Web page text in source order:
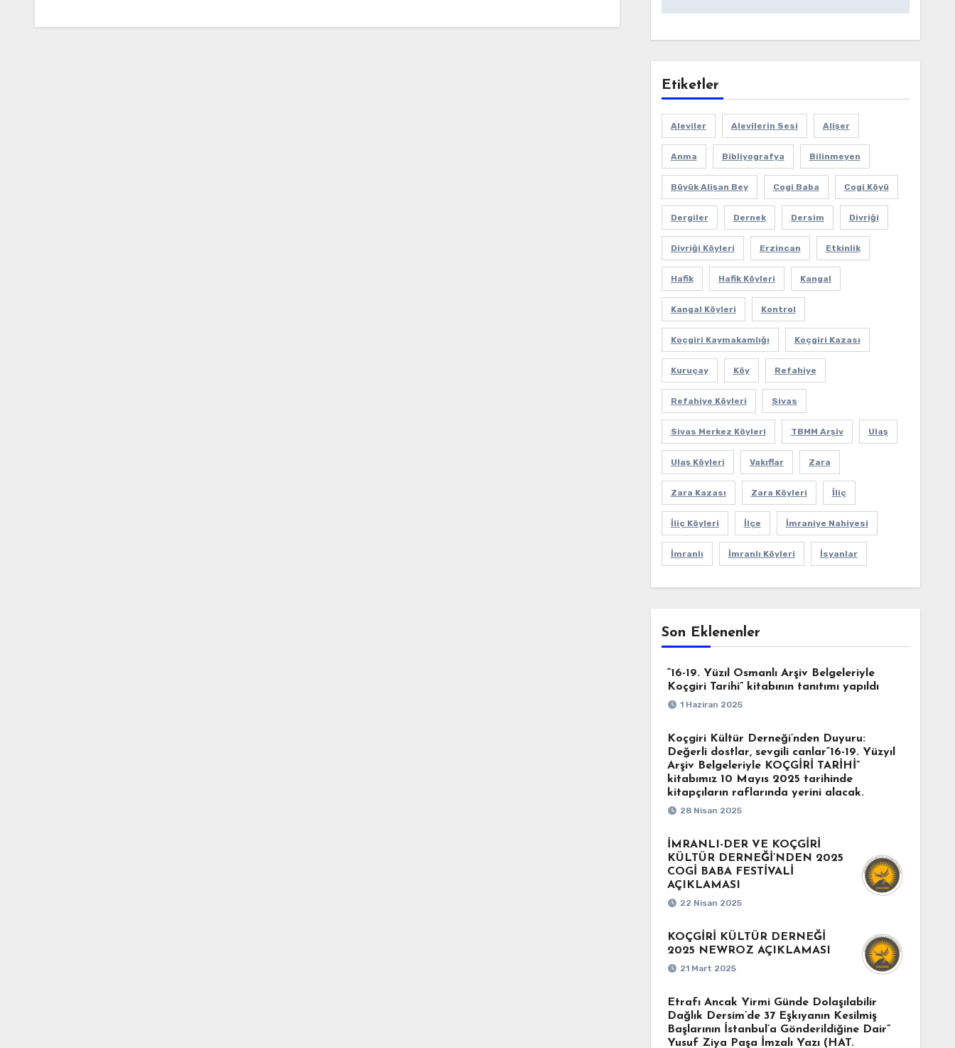
Etiketler
Aleviler Alevilerin Sesi Alişer
Anma Bibliyografya Bilinmeyen
Büyük Alişan Bey Cogi Baba Cogi Köyü
Dergiler Dernek Dersim Divriği
Divriği Köyleri Erzincan Etkinlik
Hafik Hafik Köyleri Kangal
Kangal Köyleri Kontrol
Koçgiri Kaymakamlığı Koçgiri Kazası
Kuruçay Köy Refahiye
Refahiye Köyleri Sivas
Sivas Merkez Köyleri TBMM Arşiv Ulaş
Ulaş Köyleri Vakıflar Zara
Zara Kazası Zara Köyleri İliç
İliç Köyleri İlçe İmraniye Nahiyesi
İmranlı İmranlı Köyleri İsyanlar
Son Eklenenler
“16-19. Yüzıl Osmanlı Arşiv Belgeleriyle
Koçgiri Tarihi” kitabının tanıtımı yapıldı
1 Haziran 2025
Koçgiri Kültür Derneği’nden Duyuru:
Değerli dostlar, sevgili canlar“16-19. Yüzyıl
Arşiv Belgeleriyle KOÇGİRİ TARİHİ”
kitabımız 10 Mayıs 2025 tarihinde
kitapçıların raflarında yerini alacak.
28 Nisan 2025
İMRANLI-DER VE KOÇGİRİ
KÜLTÜR DERNEĞİ’NDEN 2025
COGİ BABA FESTİVALİ
AÇIKLAMASI
22 Nisan 2025
KOÇGİRİ KÜLTÜR DERNEĞİ
2025 NEWROZ AÇIKLAMASI
21 Mart 2025
Etrafı Ancak Yirmi Günde Dolaşılabilir
Dağlık Dersim’de 37 Eşkıyanın Kesilmiş
Başlarının İstanbul’a Gönderildiğine Dair”
Yusuf Ziya Paşa İmzalı Yazı (HAT.